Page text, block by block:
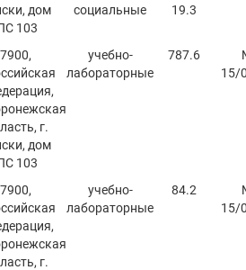
дом
103
социальные 19.3
г.
дом
103
учебно-
лабораторные
787.6
15/
г.
учебно-
лабораторные
84.2
15/